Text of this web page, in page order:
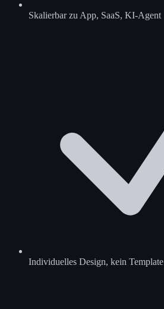
Skalierbar zu App, SaaS, KI-Agent
Individuelles Design, kein Template